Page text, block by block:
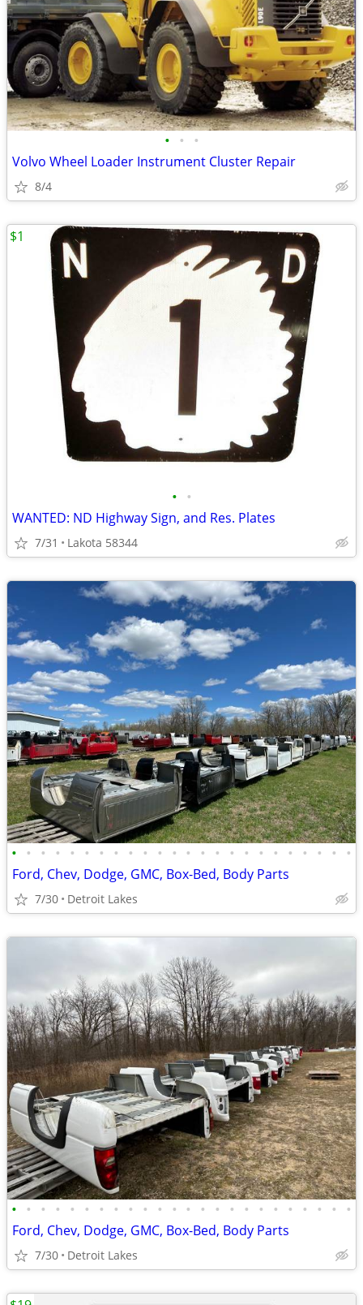
• • •
Volvo Wheel Loader Instrument Cluster Repair
8/4
• •
WANTED: ND Highway Sign, and Res. Plates
7/31 Lakota 58344
$1
• • • • • • • • • • • • • • • • • • • • • • • •
Ford, Chev, Dodge, GMC, Box-Bed, Body Parts
7/30 Detroit Lakes
• • • • • • • • • • • • • • • • • • • • • • • •
Ford, Chev, Dodge, GMC, Box-Bed, Body Parts
7/30 Detroit Lakes